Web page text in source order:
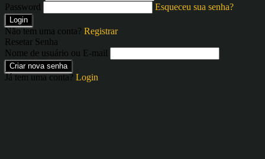
Password
Esqueceu sua senha?
Login
Não tem uma conta? Registrar
Resetar Senha
Nome de usuário ou E-mail
Criar nova senha
Já tem uma conta? Login